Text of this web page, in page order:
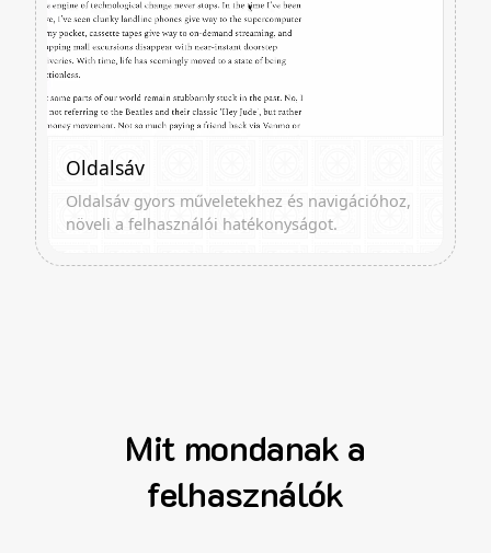
Oldalsáv
Oldalsáv gyors műveletekhez és navigációhoz,
növeli a felhasználói hatékonyságot.
Mit mondanak a
felhasználók